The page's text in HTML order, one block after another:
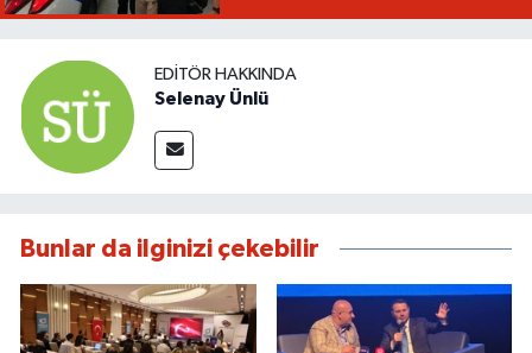
EDITÖR HAKKINDA
Selenay Ünlü
Bunlar da ilginizi çekebilir